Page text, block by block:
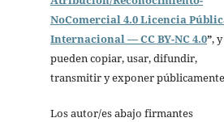
NoComercial 4.0 Licencia
Internacional — CC BY-NC 4.0”,
pueden copiar, usar, difundir,
transmitir y exponer
Los autor/es abajo firmantes